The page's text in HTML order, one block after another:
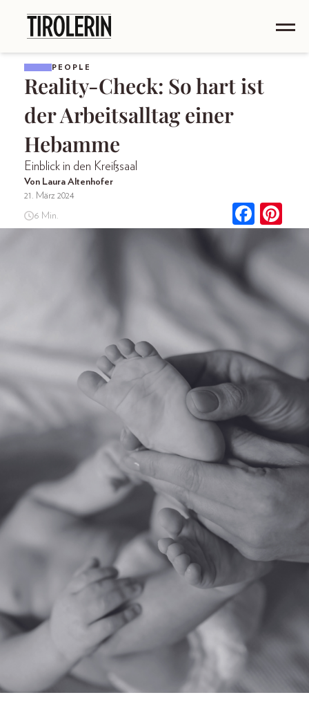
PEOPLE
Reality-Check: So hart ist
der Arbeitsalltag einer
Hebamme
Einblick in den Kreißsaal
Von Laura Altenhofer
21. März 2024
6 Min.